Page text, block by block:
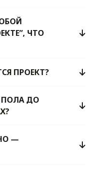
ЧТО
ПРОЕКТ?
ПОЛА ДО
—